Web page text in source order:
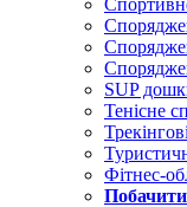
SUP
Тенісне
Фітнес-